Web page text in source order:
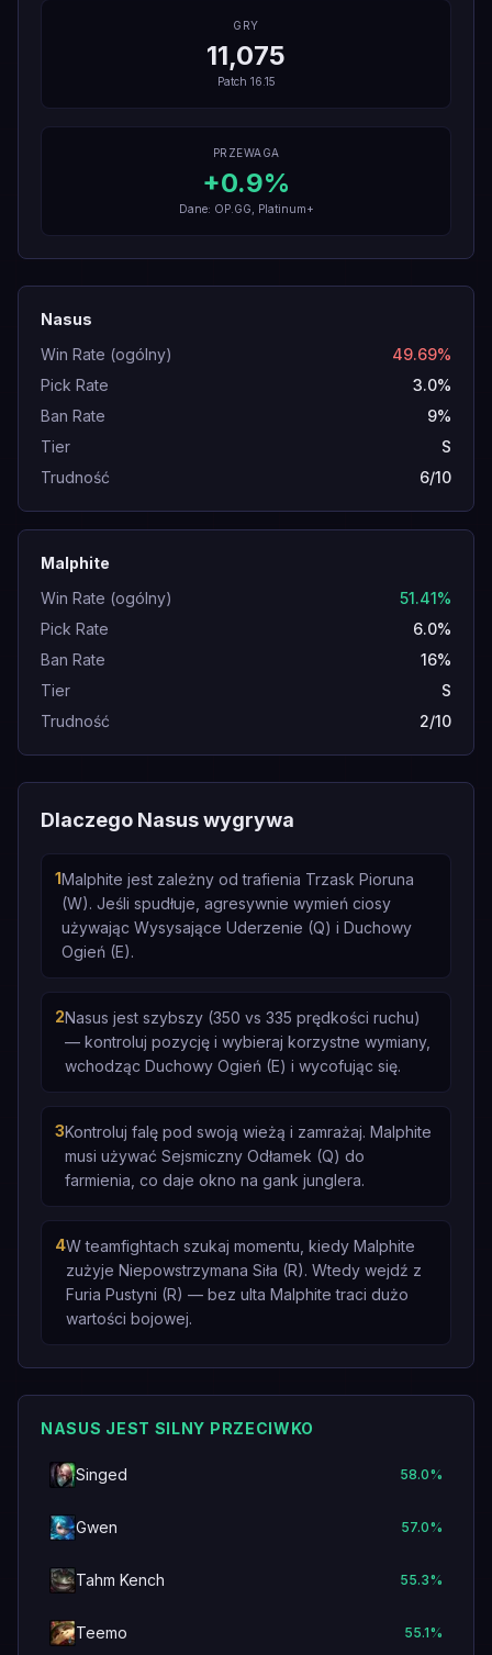
GRY
11,075
Patch 16.15
PRZEWAGA
+0.9%
Dane: OP.GG, Platinum+
Nasus
Win Rate (ogólny)
49.69%
Pick Rate
3.0%
Ban Rate
9%
Tier
S
Trudność
6/10
Malphite
Win Rate (ogólny)
51.41%
Pick Rate
6.0%
Ban Rate
16%
Tier
S
Trudność
2/10
Dlaczego Nasus wygrywa
1Malphite jest zależny od trafienia Trzask Pioruna
(W). Jeśli spudłuje, agresywnie wymień ciosy
używając Wysysające Uderzenie (Q) i Duchowy
Ogień (E).
2Nasus jest szybszy (350 vs 335 prędkości ruchu)
— kontroluj pozycję i wybieraj korzystne wymiany,
wchodząc Duchowy Ogień (E) i wycofując się.
3Kontroluj falę pod swoją wieżą i zamrażaj. Malphite
musi używać Sejsmiczny Odłamek (Q) do
farmienia, co daje okno na gank junglera.
4W teamfightach szukaj momentu, kiedy Malphite
zużyje Niepowstrzymana Siła (R). Wtedy wejdź z
Furia Pustyni (R) — bez ulta Malphite traci dużo
wartości bojowej.
NASUS JEST SILNY PRZECIWKO
Singed 58.0%
Gwen 57.0%
Tahm Kench 55.3%
Teemo 55.1%